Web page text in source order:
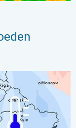
Europa. . .